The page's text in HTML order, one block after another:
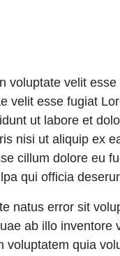
voluptate velit
velit esse fugiat
ut labore et
nisi ut aliquip ex
cillum dolore eu
qui officia
natus error sit
ab illo
voluptatem quia